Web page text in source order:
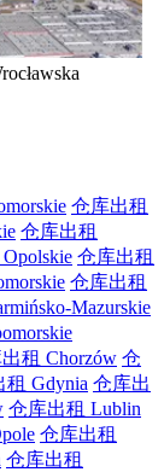
仓库出租
仓库出租
仓库出租
仓库出租
Mazurskie
租 Chorzów 仓
租 Gdynia 仓库出
仓库出租 Lublin
仓库出租
仓库出租